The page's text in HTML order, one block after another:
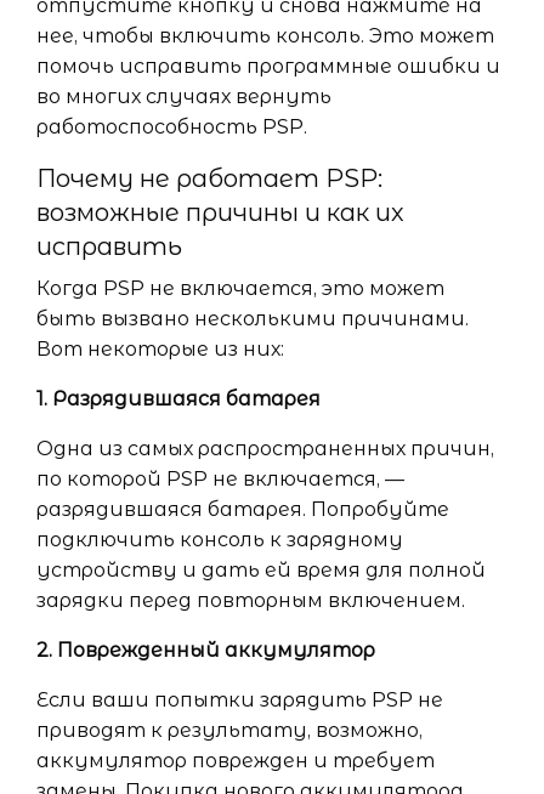
отпустите кнопку и снова нажмите на
нее, чтобы включить консоль. Это может
помочь исправить программные ошибки и
во многих случаях вернуть
работоспособность PSP.
Почему не работает PSP:
возможные причины и как их
исправить
Когда PSP не включается, это может
быть вызвано несколькими причинами.
Вот некоторые из них:
1. Разрядившаяся батарея
Одна из самых распространенных причин,
по которой PSP не включается, —
разрядившаяся батарея. Попробуйте
подключить консоль к зарядному
устройству и дать ей время для полной
зарядки перед повторным включением.
2. Поврежденный аккумулятор
Если ваши попытки зарядить PSP не
приводят к результату, возможно,
аккумулятор поврежден и требует